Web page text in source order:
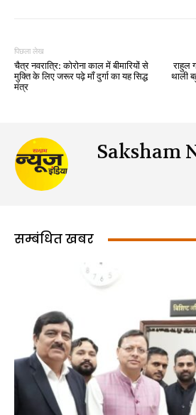
पिछला लेख
चैत्र नवरात्रि: कोरोना काल में बीमारियों से
मुक्ति के लिए जरूर पढ़े माँ दुर्गा का यह सिद्ध
मंत्र
राहुल
थाली
Saksham
सम्बंधित खबर